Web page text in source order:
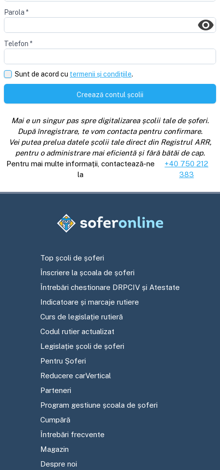
Parola *
Telefon *
Sunt de acord cu termenii și condițiile.
Creează contul școlii
Mai e un singur pas spre digitalizarea școlii tale de șoferi.
După înregistrare, te vom contacta pentru confirmare.
Vei putea prelua datele școlii tale direct din Registrul ARR,
pentru o administrare mai eficientă și fără bătăi de cap.
Pentru mai multe informații, contactează-ne
la
+40 750 212
383
Top școli de șoferi
Înscriere la școala de șoferi
Întrebări chestionare DRPCIV și Atestate
Indicatoare și marcaje rutiere
Curs de legislație rutieră
Codul rutier actualizat
Legislație școli de șoferi
Pentru Șoferi
Reducere carVertical
Parteneri
Program gestiune școala de șoferi
Cumpără
Întrebări frecvente
Magazin
Despre noi